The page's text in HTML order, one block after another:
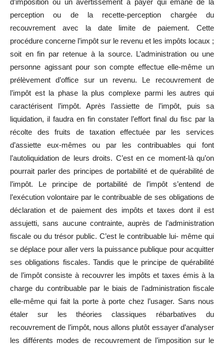
d’imposition ou un avertissement à payer qui émane de la
perception ou de la recette-perception chargée du
recouvrement avec la date limite de paiement. Cette
procédure concerne l’impôt sur le revenu et les impôts locaux ;
soit en fin par retenue à la source. L’administration ou une
personne agissant pour son compte effectue elle-même un
prélèvement d’office sur un revenu. Le recouvrement de
l’impôt est la phase la plus complexe parmi les autres qui
caractérisent l’impôt. Après l’assiette de l’impôt, puis sa
liquidation, il faudra en fin constater l’effort final du fisc par la
récolte des fruits de taxation effectuée par les services
d’assiette eux-mêmes ou par les contribuables qui font
l’autoliquidation de leurs droits. C’est en ce moment-là qu’on
pourrait parler des principes de portabilité et de quérabilité de
l’impôt. Le principe de portabilité de l’impôt s’entend de
l’exécution volontaire par le contribuable de ses obligations de
déclaration et de paiement des impôts et taxes dont il est
assujetti, sans aucune contrainte, auprès de l’administration
fiscale ou du trésor public. C’est le contribuable lui- même qui
se déplace pour aller vers la puissance publique pour acquitter
ses obligations fiscales. Tandis que le principe de quérabilité
de l’impôt consiste à recouvrer les impôts et taxes émis à la
charge du contribuable par le biais de l’administration fiscale
elle-même qui fait la porte à porte chez l’usager. Sans nous
étaler sur les théories classiques rébarbatives du
recouvrement de l’impôt, nous allons plutôt essayer d’analyser
les différents modes de recouvrement de l’imposition sur le